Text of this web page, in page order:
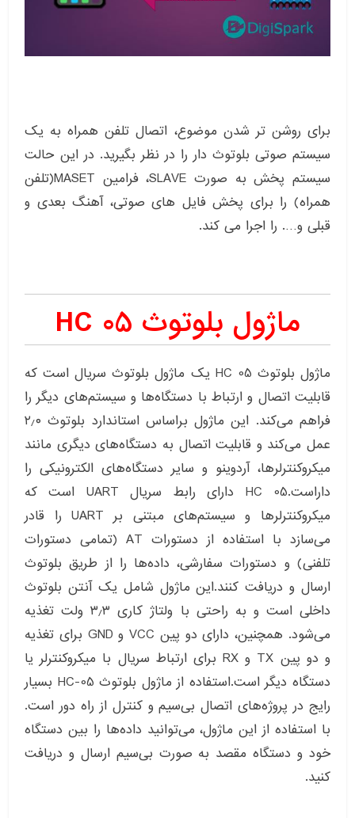
برای روشن تر شدن موضوع، اتصال تلفن همراه به یک
سیستم صوتی بلوتوث دار را در نظر بگیرید. در این حالت
سیستم پخش به صورت SLAVE، فرامین MASET(تلفن
همراه) را برای پخش فایل های صوتی، آهنگ بعدی و
قبلی و…. را اجرا می کند.
ماژول بلوتوث HC 05
ماژول بلوتوث HC 05 یک ماژول بلوتوث سریال است که
قابلیت اتصال و ارتباط با دستگاه‌ها و سیستم‌های دیگر را
فراهم می‌کند. این ماژول براساس استاندارد بلوتوث ۲٫۰
عمل می‌کند و قابلیت اتصال به دستگاه‌های دیگری مانند
میکروکنترلرها، آردوینو و سایر دستگاه‌های الکترونیکی را
داراست.HC 05 دارای رابط سریال UART است که
میکروکنترلرها و سیستم‌های مبتنی بر UART را قادر
می‌سازد با استفاده از دستورات AT (تمامی دستورات
تلفنی) و دستورات سفارشی، داده‌ها را از طریق بلوتوث
ارسال و دریافت کنند.این ماژول شامل یک آنتن بلوتوث
داخلی است و به راحتی با ولتاژ کاری ۳٫۳ ولت تغذیه
می‌شود. همچنین، دارای دو پین VCC و GND برای تغذیه
و دو پین TX و RX برای ارتباط سریال با میکروکنترلر یا
دستگاه دیگر است.استفاده از ماژول بلوتوث HC-05 بسیار
رایج در پروژه‌های اتصال بی‌سیم و کنترل از راه دور است.
با استفاده از این ماژول، می‌توانید داده‌ها را بین دستگاه
خود و دستگاه مقصد به صورت بی‌سیم ارسال و دریافت
کنید.